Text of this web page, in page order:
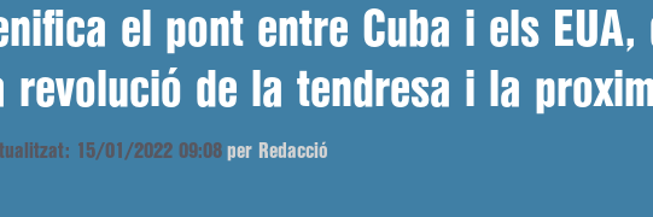
el pont entre Cuba i els EUA,
revolució de la tendresa i la
15/01/2022 09:08 per Redacció